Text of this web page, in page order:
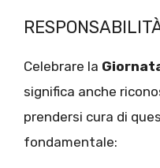
Celebrare la
significa anche
prendersi cura di
fondamentale: